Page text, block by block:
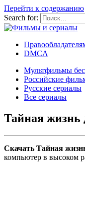
Перейти к содержанию
Search for:
DMCA
Мультфильмы
Российские
Русские сериалы
Все сериалы
Тайная жизнь
Скачать Тайная
компьютер в высоком